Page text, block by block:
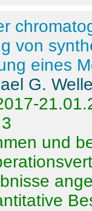
von
eines
G.
und